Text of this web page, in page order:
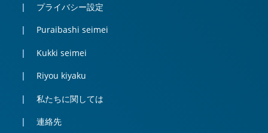
プライバシー設定
Puraibashi seimei
Kukki seimei
Riyou kiyaku
私たちに関しては
連絡先